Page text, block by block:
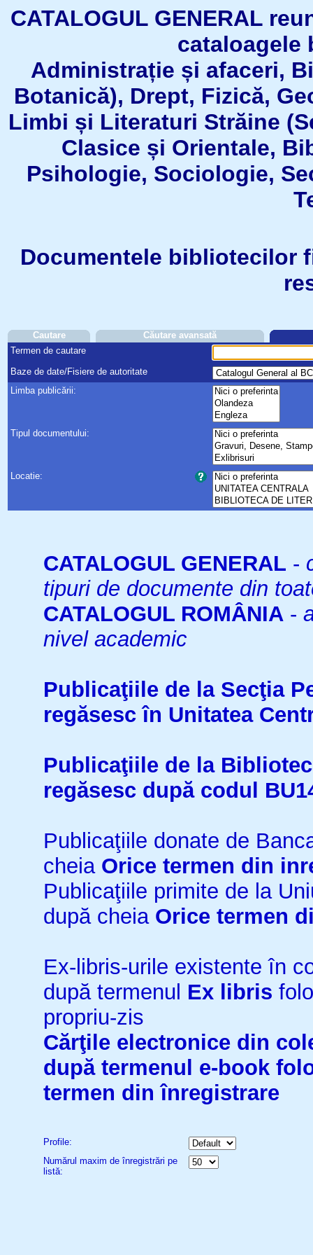
CATALOGUL GENERAL
Administrație și afaceri,
Botanică), Drept, Fizică,
Limbi și Literaturi Străine
Clasice și Orientale,
Psihologie, Sociologie,
Documentele bibliotecilor
Cautare
Căutare avansată
Termen de cautare
Baze de date/Fisiere de autoritate
Limba publicării:
Tipul documentului:
Locatie:
CATALOGUL GENERAL -
tipuri de documente din
CATALOGUL ROMÂNIA -
nivel academic
Publicaţiile de la Secţia
regăsesc în Unitatea
Publicaţiile de la
regăsesc după codul
Publicaţiile donate de
cheia Orice termen din
Publicaţiile primite de la
după cheia Orice termen
Ex-libris-urile existente în
după termenul Ex libris
propriu-zis
Cărţile electronice din
după termenul e-book
termen din înregistrare
Profile:
Numărul maxim de înregistrări pe
listă: